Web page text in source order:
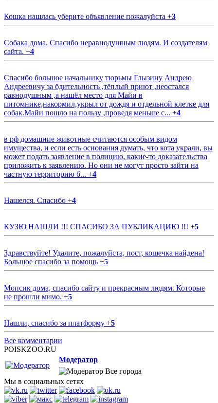
Кошка нашлась уберите объявление пожалуйста +3
Собака дома. Спасибо неравнодушным людям. И создателям
сайта. +4
Спасибо большое начальнику тюрьмы Глызину Андрею
Андреевичу за бдительность ,тёплый приют ,неостался
равнодушным ,а нашёл место для Майи в
питомнике,накормил,укрыл от дождя и отдельной клетке для
собак.Майи пошло на пользу ,проведя меньше с... +4
в рф домашние животные считаются особым видом
имущества, и если есть основания думать, что кота украли, вы
может подать заявление в полицию, какие-то доказательства
приложить к заявлению. Но они не могут просто зайти на
частную территорию б... +4
Нашелся. Спасибо +4
КУЗЮ НАШЛИ !!! СПАСИБО ЗА ПУБЛИКАЦИЮ !!! +5
Здравствуйте! Удалите, пожалуйста, пост, кошечка найдена!
Большое спасибо за помощь +5
Мопсик дома, спасибо сайту и прекрасным людям. Которые
не прошли мимо. +5
Нашли, спасибо за платформу +5
Все комментарии
POISKZOO.RU
Модератор
Все города
Мы в социальных сетях